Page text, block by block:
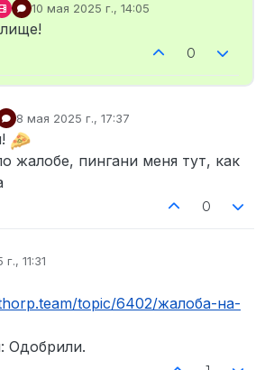
10 мая 2025 г., 14:05
отредактировано
0
8 мая 2025 г., 17:37
отредактировано
жалобе, пингани меня тут, как
0
11:31
topic/6402/жалоба-на-
Одобрили.